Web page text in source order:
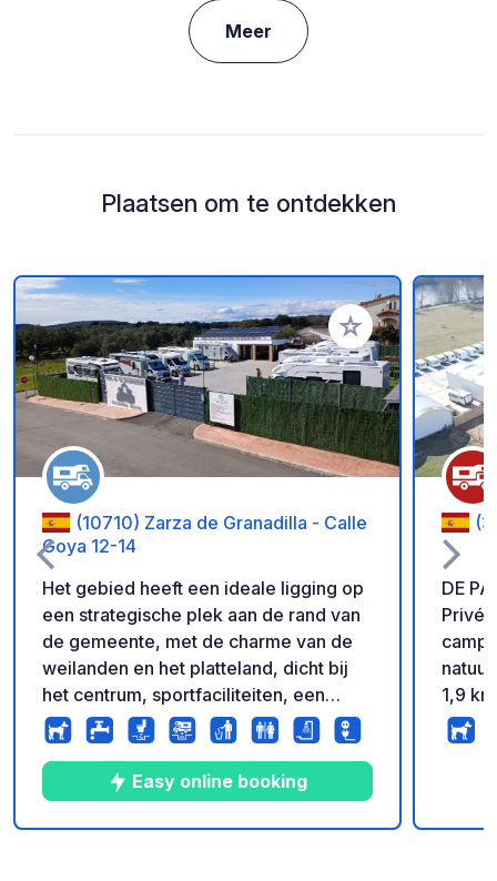
Meer
Plaatsen om te ontdekken
Voeg toe aan je
(10710) Zarza de Granadilla - Calle
Goya 12-14
Het gebied heeft een ideale ligging op
een strategische plek aan de rand van
de gemeente, met de charme van de
weilanden en het platteland, dicht bij
het centrum, sportfaciliteiten, een
gemeentelijk zwembad, restaurants,
winkels, een tabakswinkel, een
apotheek en een tankstation.
Aansluiting op de snelweg A66 op
slechts 6 km afstand. Monumenten om
Easy online booking
DE
1,9
29